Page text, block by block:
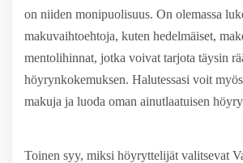
on niiden monipuolisuus. On olemassa
makuvaihtoehtoja, kuten hedelmäiset,
mentolihinnat, jotka voivat tarjota täysin
höyrynkokemuksen. Halutessasi voit myös
makuja ja luoda oman ainutlaatuisen
Toinen syy, miksi höyryttelijät valitsevat